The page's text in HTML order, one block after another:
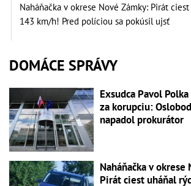
Naháňačka v okrese Nové Zámky: Pirát
143 km/h! Pred políciou sa pokúsil ujsť
DOMÁCE SPRÁVY
Exsudca Pavol
za korupciu:
napadol prokurátor
Naháňačka v okrese
Pirát ciest uháňal